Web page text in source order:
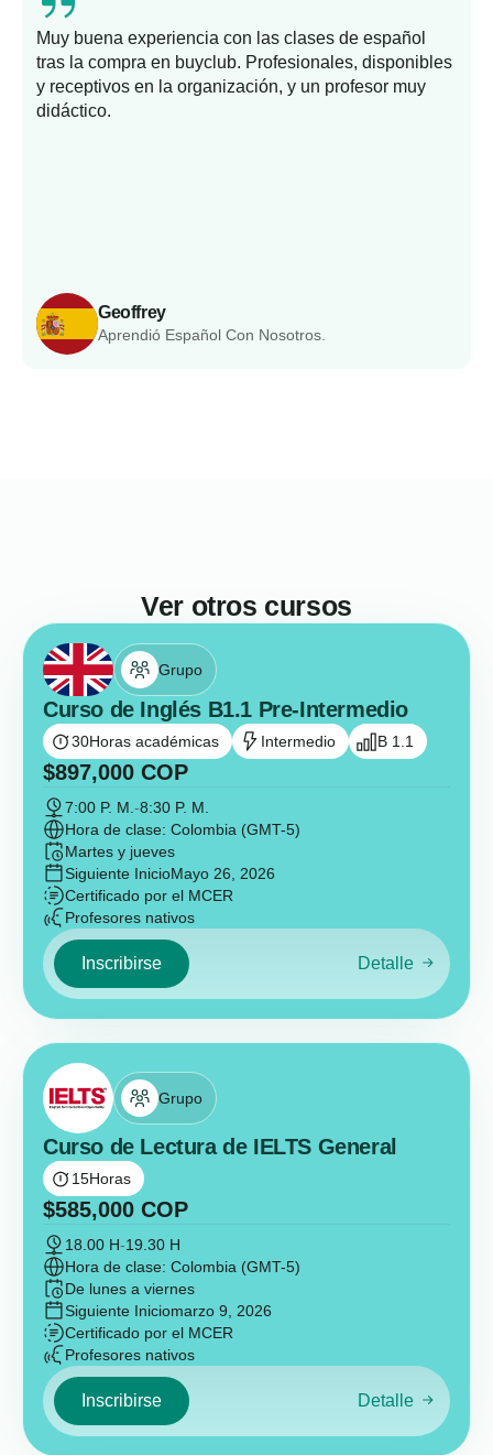
Geoffrey
Aprendió Español Con Nosotros.
Muy buena experiencia con las clases de español
tras la compra en buyclub. Profesionales, disponibles
y receptivos en la organización, y un profesor muy
didáctico.
Ver otros cursos
Grupo
Curso de Inglés B1.1 Pre-Intermedio
30Horas académicas Intermedio B 1.1
$897,000 COP
7:00 P. M. -8:30 P. M.
Hora de clase: Colombia (GMT-5)
Martes y jueves
Siguiente InicioMayo 26, 2026
Certificado por el MCER
Profesores nativos
Inscribirse Detalle
Grupo
Curso de Lectura de IELTS General
15Horas
$585,000 COP
18.00 H-19.30 H
Hora de clase: Colombia (GMT-5)
De lunes a viernes
Siguiente Iniciomarzo 9, 2026
Certificado por el MCER
Profesores nativos
Inscribirse Detalle